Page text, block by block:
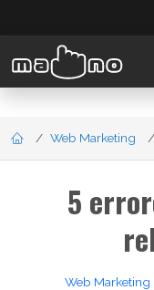
Web Marketing
5
Web Marketing